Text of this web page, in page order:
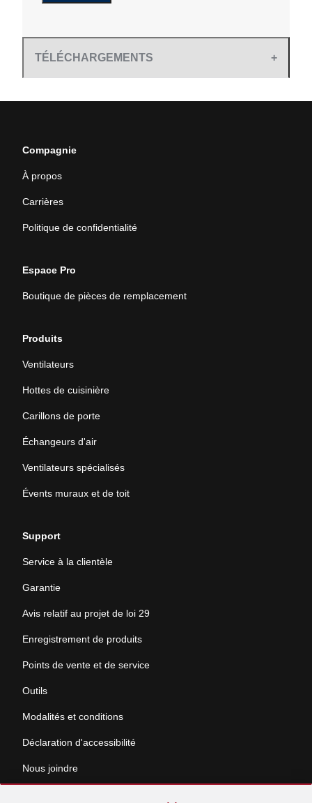
TÉLÉCHARGEMENTS
Compagnie
À propos
Carrières
Politique de confidentialité
Espace Pro
Boutique de pièces de remplacement
Produits
Ventilateurs
Hottes de cuisinière
Carillons de porte
Échangeurs d'air
Ventilateurs spécialisés
Évents muraux et de toit
Support
Service à la clientèle
Garantie
Avis relatif au projet de loi 29
Enregistrement de produits
Points de vente et de service
Outils
Modalités et conditions
Déclaration d'accessibilité
Nous joindre